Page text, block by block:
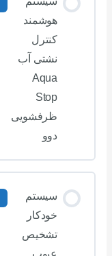
هوشمند
کنترل
نشتی آب
Aqua
Stop
ظرفشویی
دوو
سیستم
خودکار
تشخیص
عیوب